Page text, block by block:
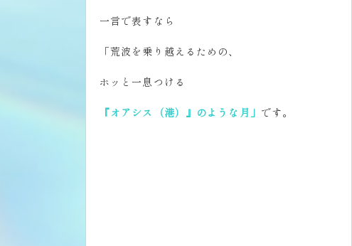
一言で表すなら
「荒波を乗り越えるための、
ホッと一息つける
『オアシス（港）』のような月」 です。